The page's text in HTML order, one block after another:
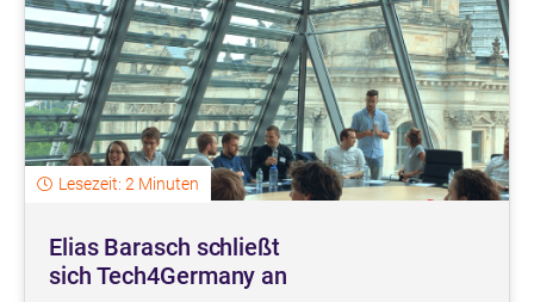
Lesezeit: 2 Minuten
Elias Barasch schließt
sich Tech4Germany an